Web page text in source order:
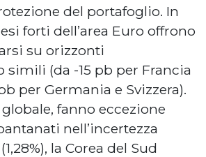
del portafoglio. In
forti dell’area Euro offrono
su orizzonti
simili (da -15 pb per Francia
per Germania e Svizzera).
fanno eccezione
nell’incertezza
la Corea del Sud